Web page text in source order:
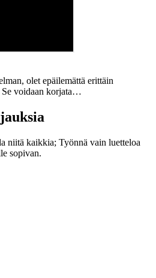
olet epäilemättä erittäin
voidaan korjata…
niitä kaikkia; Työnnä vain luetteloa
sopivan.